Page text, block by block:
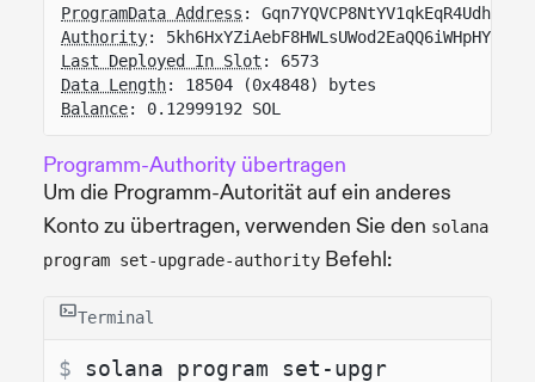
ProgramData Address :
Authority:
Last Deployed In Slot : 6573
Data Length: 18504 (0x4848) bytes
Balance: 0.12999192 SOL
Programm-Authority übertragen
Um die Programm-Autorität auf ein anderes
Konto zu übertragen, verwenden Sie den solana
program set-upgrade-authority Befehl:
Terminal
$ solana program set-upgr